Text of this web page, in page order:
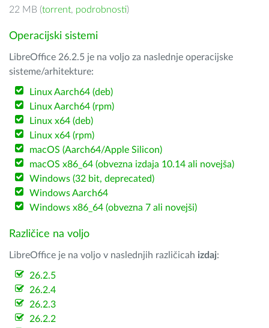
22 MB (torrent, podrobnosti)
Operacijski sistemi
LibreOffice 26.2.5 je na voljo za naslednje operacijske
sisteme/arhitekture:
Linux Aarch64 (deb)
Linux Aarch64 (rpm)
Linux x64 (deb)
Linux x64 (rpm)
macOS (Aarch64/Apple Silicon)
macOS x86_64 (obvezna izdaja 10.14 ali novejša)
Windows (32 bit, deprecated)
Windows Aarch64
Windows x86_64 (obvezna 7 ali novejši)
Različice na voljo
LibreOffice je na voljo v naslednjih različicah izdaj:
26.2.5
26.2.4
26.2.3
26.2.2